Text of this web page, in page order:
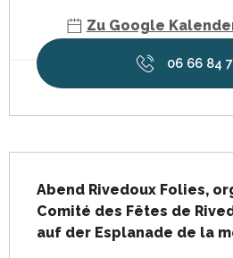
Zu Google
06 66 84
Abend Rivedoux Folies,
Comité des Fêtes de
auf der Esplanade de la